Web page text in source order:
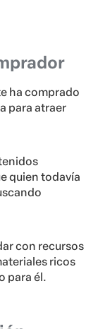
ha comprado
para atraer
quien todavía
con recursos
ricos
para él.